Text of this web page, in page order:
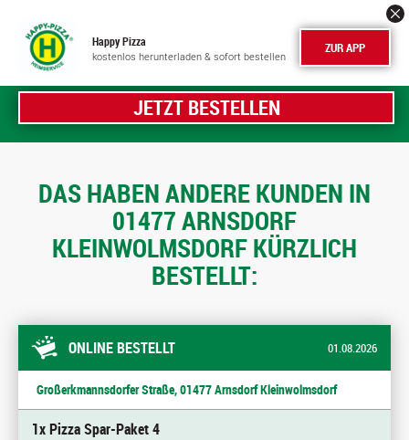
Happy Pizza
kostenlos herunterladen & sofort bestellen ZUR APP
JETZT BESTELLEN
DAS HABEN ANDERE KUNDEN IN
01477 ARNSDORF
KLEINWOLMSDORF KÜRZLICH
BESTELLT:
ONLINE BESTELLT 01.08.2026
Großerkmannsdorfer Straße, 01477 Arnsdorf Kleinwolmsdorf
1x Pizza Spar-Paket 4